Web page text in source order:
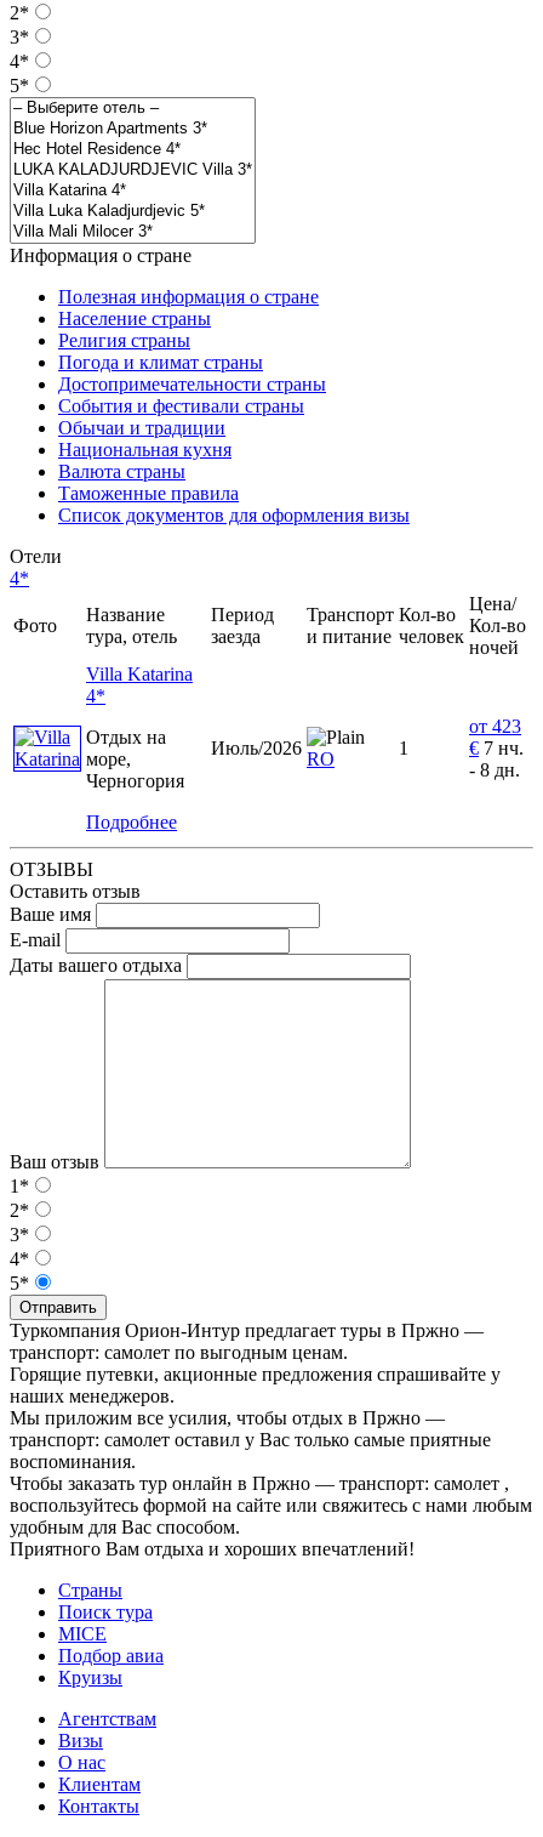
2*
3*
4*
5*
Информация о стране
Полезная информация о стране
Население страны
Религия страны
Погода и климат страны
Достопримечательности страны
События и фестивали страны
Обычаи и традиции
Национальная кухня
Валюта страны
Таможенные правила
Список документов для оформления визы
Отели
4*
Фото
Название
тура, отель
Период
заезда
Транспорт
и питание
Кол-во
человек
Цена/
Кол-во
ночей
Villa Katarina
4*
Отдых на
море,
Черногория
Подробнее
Июль/2026
RO
1
от 423
€ 7 нч.
- 8 дн.
ОТЗЫВЫ
Оставить отзыв
Ваше имя
E-mail
Даты вашего отдыха
Ваш отзыв
1*
2*
3*
4*
5*
Отправить
Туркомпания Орион-Интур предлагает туры в Пржно —
транспорт: самолет по выгодным ценам.
Горящие путевки, акционные предложения спрашивайте у
наших менеджеров.
Мы приложим все усилия, чтобы отдых в Пржно —
транспорт: самолет оставил у Вас только самые приятные
воспоминания.
Чтобы заказать тур онлайн в Пржно — транспорт: самолет ,
воспользуйтесь формой на сайте или свяжитесь с нами любым
удобным для Вас способом.
Приятного Вам отдыха и хороших впечатлений!
Страны
Поиск тура
MICE
Подбор авиа
Круизы
Агентствам
Визы
О нас
Клиентам
Контакты